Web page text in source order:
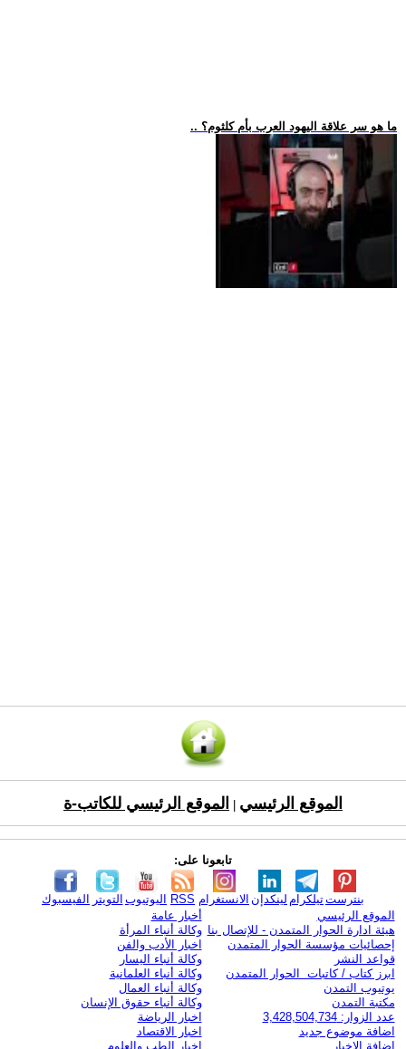
.. ما هو سر علاقة اليهود العرب بأم كلثوم؟
الموقع الرئيسي الموقع الرئيسي للكاتب-ة
تابعونا على:
الفيسبوك التويتر اليوتيوب RSS الانستغرام لينكدإن تيلكرامبنترست
الموقع الرئيسي
هيئة ادارة الحوار المتمدن - للإتصال بنا
إحصائيات مؤسسة الحوار المتمدن
قواعد النشر
ابرز كتاب / كاتبات الحوار المتمدن
يوتيوب التمدن
مكتبة التمدن
عدد الزوار: 3,428,504,734
اضافة موضوع جديد
اضافة الاخبار
أخبار عامة
وكالة أنباء المرأة
اخبار الأدب والفن
وكالة أنباء اليسار
وكالة أنباء العلمانية
وكالة أنباء العمال
وكالة أنباء حقوق الإنسان
اخبار الرياضة
اخبار الاقتصاد
اخبار الطب والعلوم